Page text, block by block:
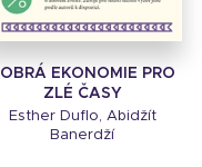
EKONOMIE PRO
ZLÉ ČASY
Esther Duflo, Abidžít
Banerdží